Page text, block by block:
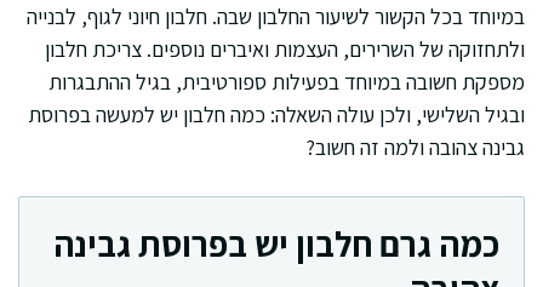
במיוחד בכל הקשור לשיעור החלבון שבה. חלבון חיוני לגוף, לבנייה
ולתחזוקה של השרירים, העצמות ואיברים נוספים. צריכת חלבון
מספקת חשובה במיוחד בפעילות ספורטיבית, בגיל ההתבגרות
ובגיל השלישי, ולכן עולה השאלה: כמה חלבון יש למעשה בפרוסת
גבינה צהובה ולמה זה חשוב?
כמה גרם חלבון יש בפרוסת גבינה